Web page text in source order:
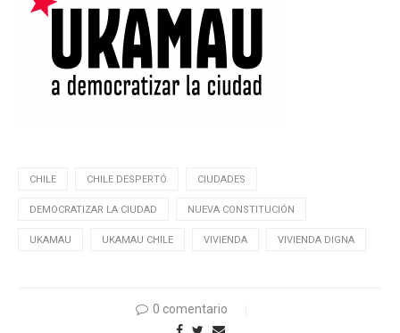
CHILE CHILE DESPERTÓ CIUDADES
DEMOCRATIZAR LA CIUDAD NUEVA CONSTITUCIÓN
UKAMAU UKAMAU CHILE VIVIENDA VIVIENDA DIGNA
0 comentario